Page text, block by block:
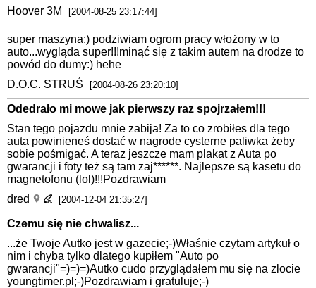
Hoover 3M
[2004-08-25 23:17:44]
super maszyna:) podziwiam ogrom pracy włożony w to
auto...wygląda super!!!minąć się z takim autem na drodze to
powód do dumy:) hehe
D.O.C. STRUŚ
[2004-08-26 23:20:10]
Odedrało mi mowe jak pierwszy raz spojrzałem!!!
Stan tego pojazdu mnie zabija! Za to co zrobiłes dla tego
auta powinieneś dostać w nagrode cysterne paliwka żeby
sobie pośmigać. A teraz jeszcze mam plakat z Auta po
gwarancji i foty też są tam zaj******. Najlepsze są kasetu do
magnetofonu (lol)!!!Pozdrawiam
dred
[2004-12-04 21:35:27]
Czemu się nie chwalisz...
...że Twoje Autko jest w gazecie;-)Właśnie czytam artykuł o
nim i chyba tylko dlatego kupiłem "Auto po
gwarancji"=)=)=)Autko cudo przyglądałem mu się na zlocie
youngtimer.pl;-)Pozdrawiam i gratuluje;-)